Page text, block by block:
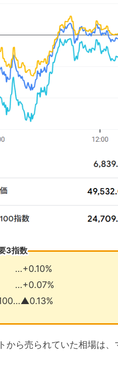
プルが3種類のウェアラブ
がエヌビディア製プロセッ
注目イベントについて
3指数
…+0.10%
…+0.07%
から売られていた相場は